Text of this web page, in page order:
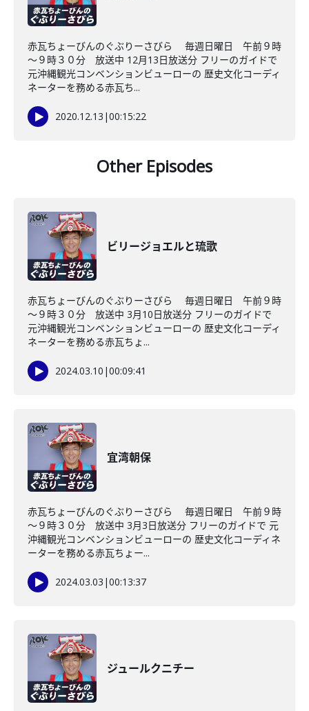
赤瓦ちょーびんのぐぶりーさびら 毎週日曜日 午前９時
～９時３０分 放送中 12月13日放送分 フリーのガイドで
元沖縄観光コンベンションビューローの 歴史文化コーディ
ネーターを務める赤瓦ち...
2020.12.13 |00:15:22
Other Episodes
ビリージョエルと琉歌
赤瓦ちょーびんのぐぶりーさびら 毎週日曜日 午前９時
～９時３０分 放送中 3月10日放送分 フリーのガイドで
元沖縄観光コンベンションビューローの 歴史文化コーディ
ネーターを務める赤瓦ちょ...
2024.03.10 |00:09:41
宜湾朝保
赤瓦ちょーびんのぐぶりーさびら 毎週日曜日 午前９時
～９時３０分 放送中 3月3日放送分 フリーのガイドで 元
沖縄観光コンベンションビューローの 歴史文化コーディネ
ーターを務める赤瓦ちょー...
2024.03.03 |00:13:37
ジュールクニチー